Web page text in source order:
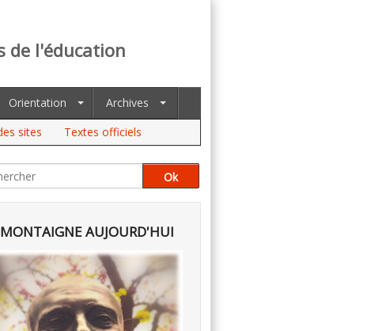
de l'éducation
Orientation
Archives
sites Textes officiels
MONTAIGNE AUJOURD'HUI